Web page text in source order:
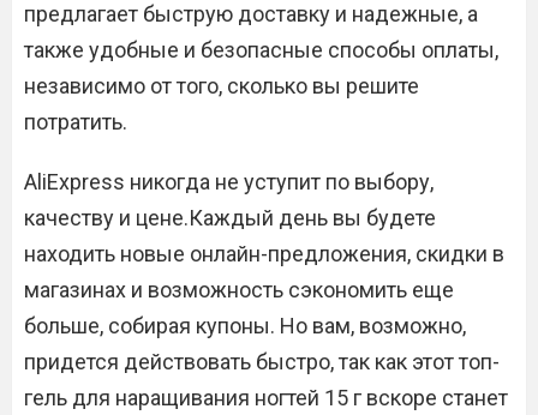
предлагает быструю доставку и надежные, а
также удобные и безопасные способы оплаты,
независимо от того, сколько вы решите
потратить.
AliExpress никогда не уступит по выбору,
качеству и цене.Каждый день вы будете
находить новые онлайн-предложения, скидки в
магазинах и возможность сэкономить еще
больше, собирая купоны. Но вам, возможно,
придется действовать быстро, так как этот топ-
гель для наращивания ногтей 15 г вскоре станет